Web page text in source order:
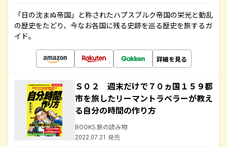
「日の沈まぬ帝国」と称されたハプスブルク帝国の栄光と動乱
の歴史をたどり、今なお各国に残る史跡を巡る歴史を旅するガ
イド。
詳細を見る
Ｓ０２ 週末だけで７０ヵ国１５９都
市を旅したリーマントラベラーが教え
る自分の時間の作り方
BOOKS 旅の読み物
2022.07.21 発売